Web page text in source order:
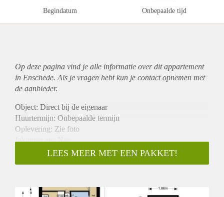
Begindatum Onbepaalde tijd
Op deze pagina vind je alle informatie over ditappartement
in Enschede. Als je vragen hebt kun je contact opnemen met
de aanbieder.
Object: Direct bij de eigenaar
Huurtermijn: Onbepaalde termijn
Oplevering: Zie foto
Inkomen eis: Nee
Garantiestelling mogelijk: Nee
Borg: 1 Maand
Huisdieren toegestaan: Afhankelijk van de Eigenaar
LEES MEER MET EEN PAKKET!